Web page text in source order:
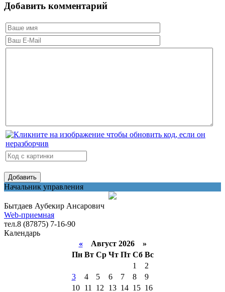
Добавить комментарий
Начальник управления
Бытдаев Аубекир Ансарович
Web-приемная
тел.8 (87875) 7-16-90
Календарь
«Август 2026 »
Пн Вт Ср Чт Пт Сб Вс
1
2
3
4 5 6 7 8
9
10
11 12 13 14 15 16